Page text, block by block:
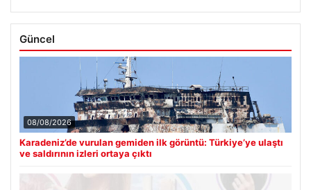
Güncel
08/08/2026
Karadeniz’de vurulan gemiden ilk görüntü: Türkiye’ye ulaştı
ve saldırının izleri ortaya çıktı